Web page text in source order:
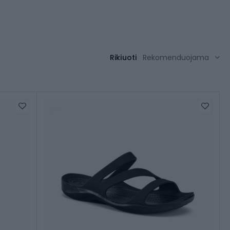
Rikiuoti Rekomenduojama